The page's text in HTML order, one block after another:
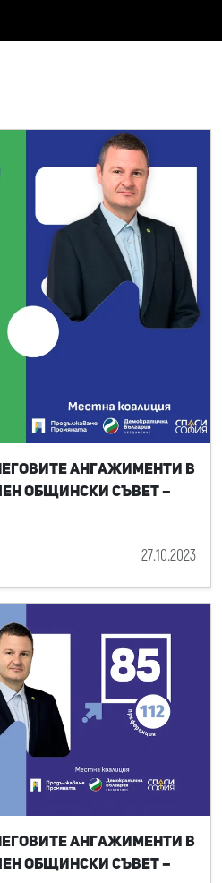
ангажименти в
общински съвет –
27.10.2023
ангажименти в
общински съвет –